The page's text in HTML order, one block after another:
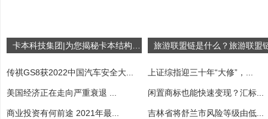
传祺GS8获2022中国汽车安全大... 上证综指迎三十年“大修”，...
美国经济正在走向严重衰退 ... 闲置商标也能快速变现？汇标...
商业投资有何前途 2021年最... 吉林省将舒兰市风险等级由低...